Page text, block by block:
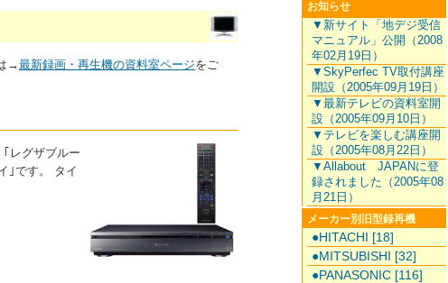
→最新録画・再生機の資料室ページをご
レグザブルー
｣です。 タイ
お知らせ
▼新サイト「地デジ受信
マニュアル」公開（2008
年02月19日）
▼SkyPerfec TV取付講座
開設（2005年09月19日）
▼最新テレビの資料室開
設（2005年09月10日）
▼テレビを楽しむ講座開
設（2005年08月22日）
▼Allabout JAPANに登
録されました（2005年08
月21日）
メーカー別旧型録再機
●HITACHI [18]
●MITSUBISHI [32]
●PANASONIC [116]